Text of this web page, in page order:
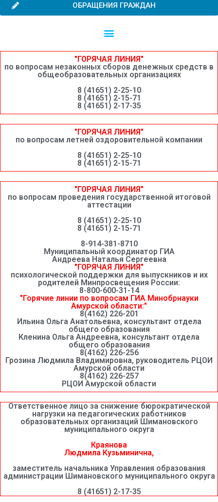
ОБРАЩЕНИЯ ГРАЖДАН
"ГОРЯЧАЯ ЛИНИЯ"
по вопросам незаконных сборов денежных средств в
общеобразовательных организациях
8 (41651) 2-25-10
8 (41651) 2-15-71
8 (41651) 2-17-35
"ГОРЯЧАЯ ЛИНИЯ"
по вопросам летней оздоровительной компании
8 (41651) 2-25-10
8 (41651) 2-15-71
"ГОРЯЧАЯ ЛИНИЯ"
по вопросам проведения государственной итоговой
аттестации
8 (41651) 2-25-10
8 (41651) 2-15-71
8-914-381-8710
Муниципальный координатор ГИА
Андреева Наталья Сергеевна
"ГОРЯЧАЯ ЛИНИЯ"
психологической поддержки для выпускников и их
родителей Минпросвещения России:
8-800-600-31-14
"Горячие линии по вопросам ГИА Минобрнауки
Амурской области:"
8(4162) 226-201
Ильина Ольга Анатольевна, консультант отдела
общего образования
Кленина Ольга Андреевна, консультант отдела
общего образования
8(4162) 226-256
Грозина Людмила Владимировна, руководитель РЦОИ
Амурской области
8(4162) 226-257
РЦОИ Амурской области
Ответственное лицо за снижение бюрократической
нагрузки на педагогических работников
образовательных организаций Шимановского
муниципального округа
Краянова
Людмила Кузьминична,
заместитель начальника Управления образования
администрации Шимановского муниципального округа
8 (41651) 2-17-35